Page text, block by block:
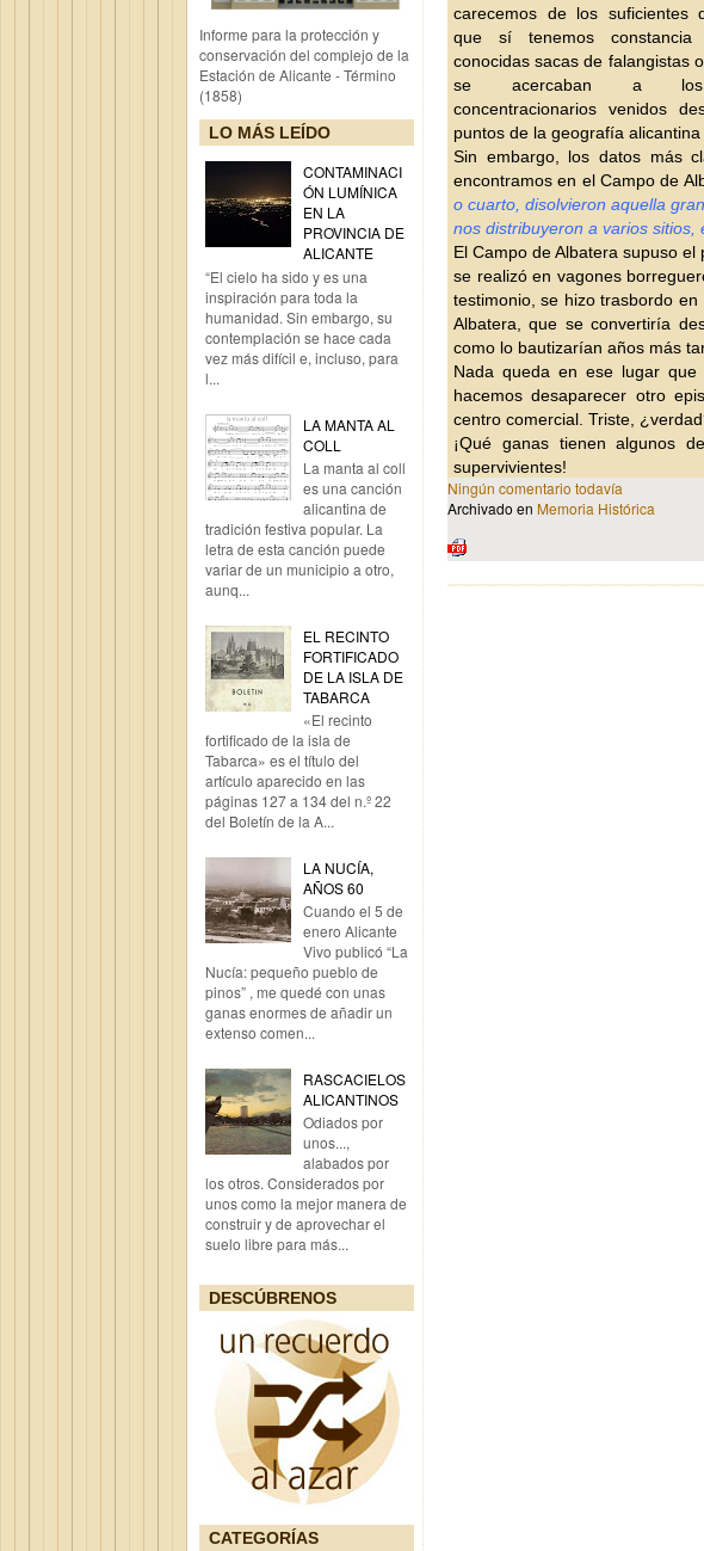
Informe para la protección y
conservación del complejo de la
Estación de Alicante - Término
(1858)
LO MÁS LEÍDO
CONTAMINACI
ÓN LUMÍNICA
EN LA
PROVINCIA DE
ALICANTE
“El cielo ha sido y es una
inspiración para toda la
humanidad. Sin embargo, su
contemplación se hace cada
vez más difícil e, incluso, para
l...
LA MANTA AL
COLL
La manta al coll
es una canción
alicantina de
tradición festiva popular. La
letra de esta canción puede
variar de un municipio a otro,
aunq...
EL RECINTO
FORTIFICADO
DE LA ISLA DE
TABARCA
«El recinto
fortificado de la isla de
Tabarca» es el título del
artículo aparecido en las
páginas 127 a 134 del n.º 22
del Boletín de la A...
LA NUCÍA,
AÑOS 60
Cuando el 5 de
enero Alicante
Vivo publicó “La
Nucía: pequeño pueblo de
pinos” , me quedé con unas
ganas enormes de añadir un
extenso comen...
RASCACIELOS
ALICANTINOS
Odiados por
unos...,
alabados por
los otros. Considerados por
unos como la mejor manera de
construir y de aprovechar el
suelo libre para más...
DESCÚBRENOS
CATEGORÍAS
carecemos de los suficientes
que sí tenemos
conocidas sacas de falangistas
se acercaban a los
concentracionarios venidos
puntos de la geografía
Sin embargo, los datos más
encontramos en el Campo de
o cuarto, disolvieron aquella
nos distribuyeron a varios
El Campo de Albatera supuso
se realizó en vagones
testimonio, se hizo trasbordo
Albatera, que se convertiría
como lo bautizarían años más
Nada queda en ese lugar
hacemos desaparecer otro
centro comercial. Triste,
¡Qué ganas tienen algunos
supervivientes!
Ningún comentario todavía
Archivado en Memoria Histórica